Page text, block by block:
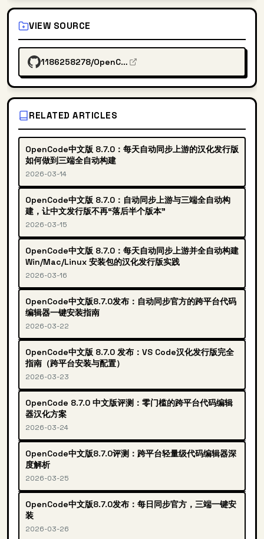
VIEW SOURCE
1186258278/OpenCodeChineseTranslation
RELATED ARTICLES
OpenCode中文版 8.7.0：每天自动同步上游的汉化发行版
如何做到三端全自动构建
2026-03-14
OpenCode中文版 8.7.0：自动同步上游与三端全自动构
建，让中文发行版不再“落后半个版本”
2026-03-15
OpenCode中文版 8.7.0：每天自动同步上游并全自动构建
Win/Mac/Linux 安装包的汉化发行版实践
2026-03-16
OpenCode中文版8.7.0发布：自动同步官方的跨平台代码
编辑器一键安装指南
2026-03-22
OpenCode中文版 8.7.0 发布：VS Code汉化发行版完全
指南（跨平台安装与配置）
2026-03-23
OpenCode 8.7.0 中文版评测：零门槛的跨平台代码编辑
器汉化方案
2026-03-24
OpenCode中文版8.7.0评测：跨平台轻量级代码编辑器深
度解析
2026-03-25
OpenCode中文版8.7.0发布：每日同步官方，三端一键安
装
2026-03-26